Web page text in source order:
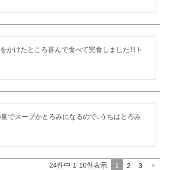
けたところ喜んで食べて完食しました！！ト
でスープかとろみになるので、うちはとろみ
24件中 1-10件表示 1 2 3